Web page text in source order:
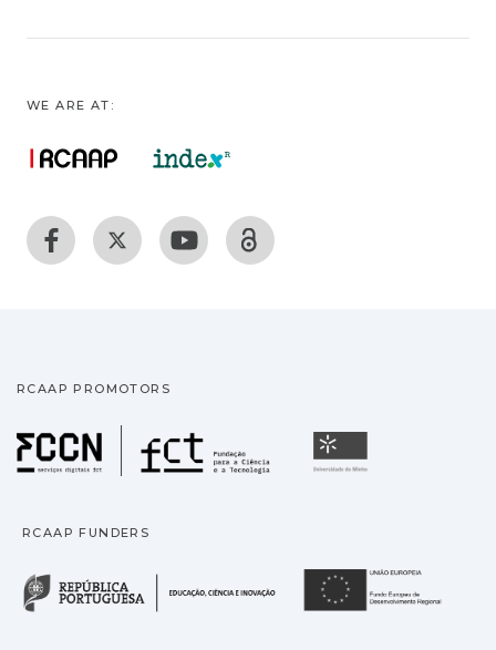
WE ARE AT:
RCAAP PROMOTORS
Fundação para a
RCAAP FUNDERS
República Portuguesa